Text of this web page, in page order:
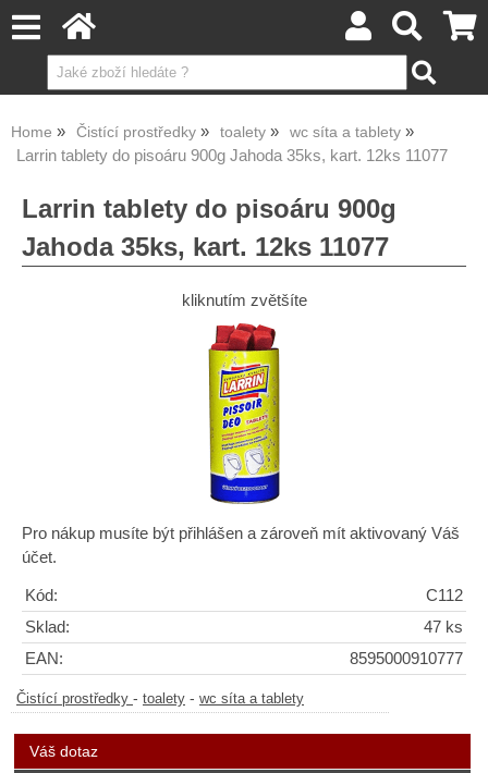
Home Čistící prostředky toalety wc síta a tablety
Larrin tablety do pisoáru 900g Jahoda 35ks, kart. 12ks 11077
Larrin tablety do pisoáru 900g
Jahoda 35ks, kart. 12ks 11077
kliknutím zvětšíte
Pro nákup musíte být přihlášen a zároveň mít aktivovaný Váš
účet.
Kód:
C112
Sklad:
47 ks
EAN:
8595000910777
Čistící prostředky - toalety - wc síta a tablety
Váš dotaz